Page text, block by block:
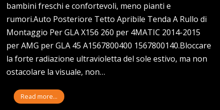
bambini freschi e confortevoli, meno pianti e
rumori.Auto Posteriore Tetto Apribile Tenda A Rullo di
Montaggio Per GLA X156 260 per 4MATIC 2014-2015
per AMG per GLA 45 A1567800400 1567800140.Bloccare
la forte radiazione ultravioletta del sole estivo, ma non
ostacolare la visuale, non…
Read more...